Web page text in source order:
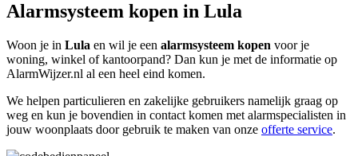
Alarmsysteem kopen in Lula
Woon je in Lula en wil je een alarmsysteem kopen voor je
woning, winkel of kantoorpand? Dan kun je met de informatie op
AlarmWijzer.nl al een heel eind komen.
We helpen particulieren en zakelijke gebruikers namelijk graag op
weg en kun je bovendien in contact komen met alarmspecialisten in
jouw woonplaats door gebruik te maken van onze offerte service.